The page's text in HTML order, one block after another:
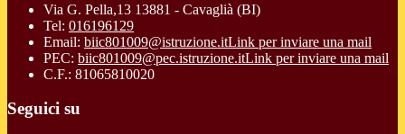
Via G. Pella,13 13881 - Cavaglià (BI)
Tel: 016196129
Email: biic801009@istruzione.itLink per inviare una mail
PEC: biic801009@pec.istruzione.itLink per inviare una mail
C.F.: 81065810020
Seguici su